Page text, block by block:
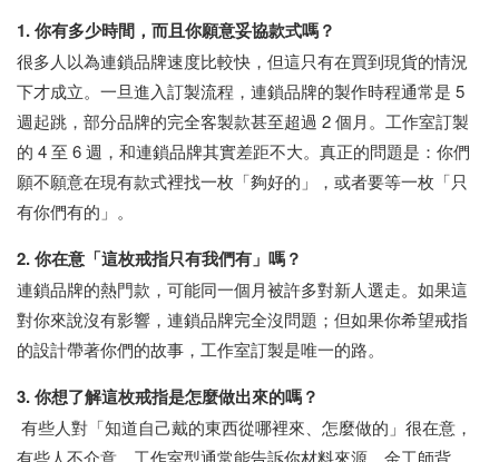
1. 你有多少時間，而且你願意妥協款式嗎？
很多人以為連鎖品牌速度比較快，但這只有在買到現貨的情況
下才成立。一旦進入訂製流程，連鎖品牌的製作時程通常是 5
週起跳，部分品牌的完全客製款甚至超過 2 個月。工作室訂製
的 4 至 6 週，和連鎖品牌其實差距不大。真正的問題是：你們
願不願意在現有款式裡找一枚「夠好的」，或者要等一枚「只
有你們有的」。
2. 你在意「這枚戒指只有我們有」嗎？
連鎖品牌的熱門款，可能同一個月被許多對新人選走。如果這
對你來說沒有影響，連鎖品牌完全沒問題；但如果你希望戒指
的設計帶著你們的故事，工作室訂製是唯一的路。
3. 你想了解這枚戒指是怎麼做出來的嗎？
有些人對「知道自己戴的東西從哪裡來、怎麼做的」很在意，
有些人不介意。工作室型通常能告訴你材料來源、金工師背